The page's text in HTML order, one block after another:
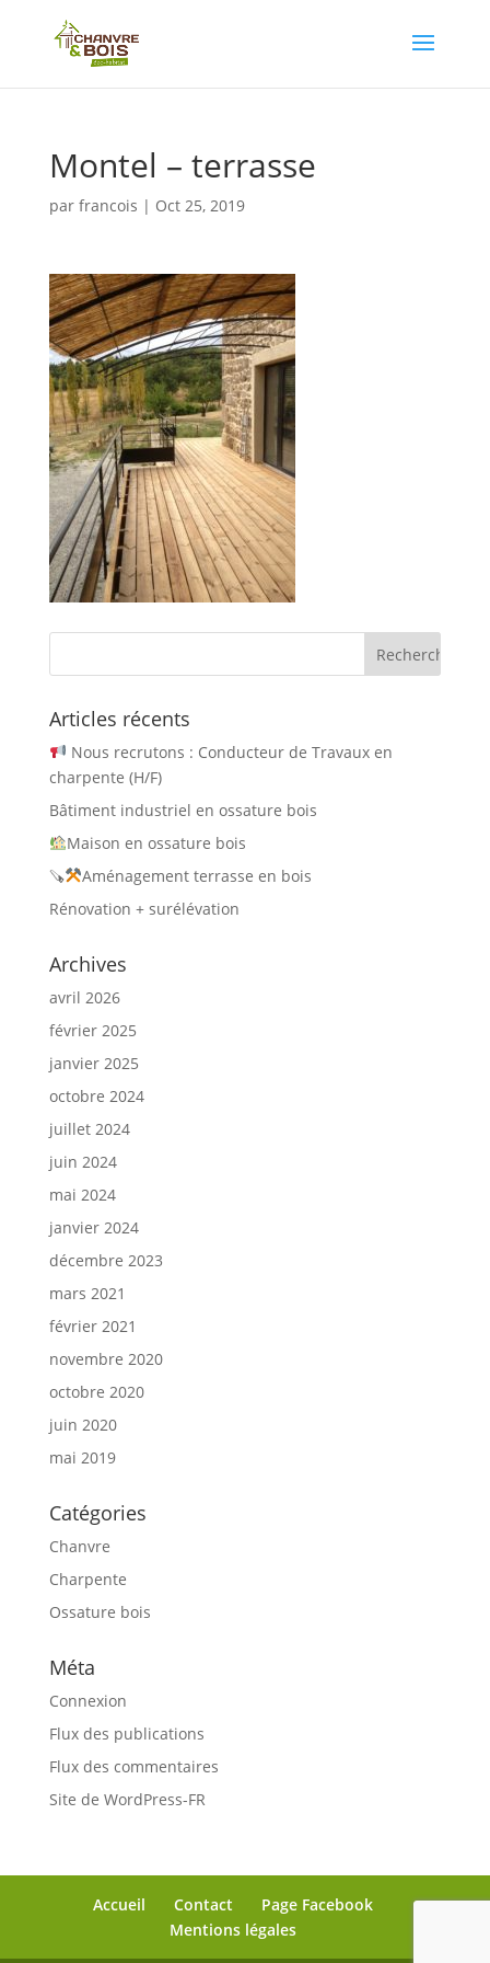
Montel – terrasse
par francois | Oct 25, 2019
Articles récents
Nous recrutons : Conducteur de Travaux en
charpente (H/F)
Bâtiment industriel en ossature bois
Maison en ossature bois
🪚
Aménagement terrasse en bois
Rénovation + surélévation
Archives
avril 2026
février 2025
janvier 2025
octobre 2024
juillet 2024
juin 2024
mai 2024
janvier 2024
décembre 2023
mars 2021
février 2021
novembre 2020
octobre 2020
juin 2020
mai 2019
Catégories
Chanvre
Charpente
Ossature bois
Méta
Connexion
Flux des publications
Flux des commentaires
Site de WordPress-FR
Accueil Contact
Page Facebook
Mentions légales